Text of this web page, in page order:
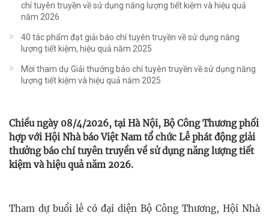
chí tuyên truyền về sử dụng năng lượng tiết kiệm và hiệu quả
năm 2026
40 tác phẩm đạt giải báo chí tuyên truyền về sử dụng năng
lượng tiết kiệm, hiệu quả năm 2025
Mời tham dự Giải thưởng báo chí tuyên truyền về sử dụng năng
lượng tiết kiệm và hiệu quả năm 2025
Chiều ngày 08/4/2026, tại Hà Nội, Bộ Công Thương phối
hợp với Hội Nhà báo Việt Nam tổ chức Lễ phát động giải
thưởng báo chí tuyên truyền về sử dụng năng lượng tiết
kiệm và hiệu quả năm 2026.
Tham dự buổi lễ có đại diện Bộ Công Thương, Hội Nhà